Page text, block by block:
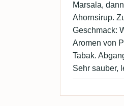
Marsala,
Ahornsirup.
Geschmack:
Aromen von
Tabak.
Sehr sauber,